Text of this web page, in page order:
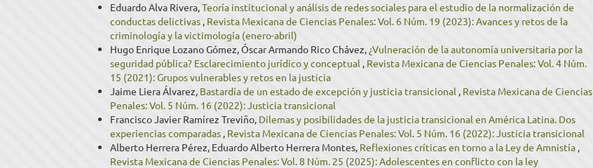
Eduardo Alva Rivera,Teoría institucional y análisis de redes sociales para el estudio de la normalización de
conductas delictivas , Revista Mexicana de Ciencias Penales: Vol. 6 Núm. 19 (2023): Avances y retos de la
criminología y la victimología (enero-abril)
Hugo Enrique Lozano Gómez, Óscar Armando Rico Chávez, ¿Vulneración de la autonomía universitaria por la
seguridad pública? Esclarecimiento jurídico y conceptual , Revista Mexicana de Ciencias Penales: Vol. 4 Núm.
15 (2021): Grupos vulnerables y retos en la justicia
Jaime Liera Álvarez, Bastardía de un estado de excepción y justicia transicional , Revista Mexicana de Ciencias
Penales: Vol. 5 Núm. 16 (2022): Justicia transicional
Francisco Javier Ramírez Treviño, Dilemas y posibilidades de la justicia transicional en América Latina. Dos
experiencias comparadas , Revista Mexicana de Ciencias Penales: Vol. 5 Núm. 16 (2022): Justicia transicional
Alberto Herrera Pérez, Eduardo Alberto Herrera Montes, Reflexiones críticas en torno a la Ley de Amnistía ,
Revista Mexicana de Ciencias Penales: Vol. 8 Núm. 25 (2025): Adolescentes en conflicto con la ley